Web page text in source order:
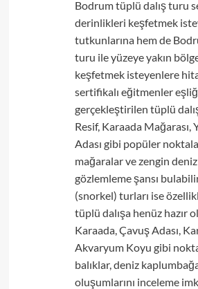
Bodrum tüplü dalış turu
derinlikleri keşfetmek
tutkunlarına hem de
turu ile yüzeye yakın
keşfetmek isteyenlere
sertifikalı eğitmenler
gerçekleştirilen tüplü
Resif, Karaada Mağarası,
Adası gibi popüler
mağaralar ve zengin deniz
gözlemleme şansı
(snorkel) turları ise
tüplü dalışa henüz hazır
Karaada, Çavuş Adası,
Akvaryum Koyu gibi
balıklar, deniz
oluşumlarını inceleme